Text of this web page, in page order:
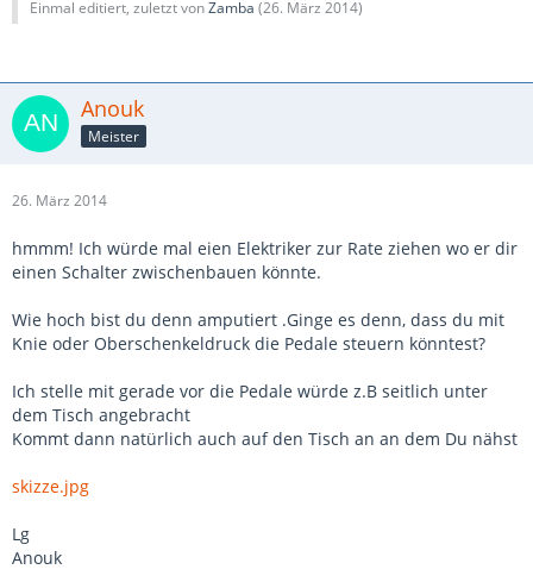
Einmal editiert, zuletzt vonZamba (26. März 2014)
Anouk
Meister
26. März 2014
hmmm! Ich würde mal eien Elektriker zur Rate ziehen wo er dir
einen Schalter zwischenbauen könnte.
Wie hoch bist du denn amputiert .Ginge es denn, dass du mit
Knie oder Oberschenkeldruck die Pedale steuern könntest?
Ich stelle mit gerade vor die Pedale würde z.B seitlich unter
dem Tisch angebracht
Kommt dann natürlich auch auf den Tisch an an dem Du nähst
skizze.jpg
Lg
Anouk